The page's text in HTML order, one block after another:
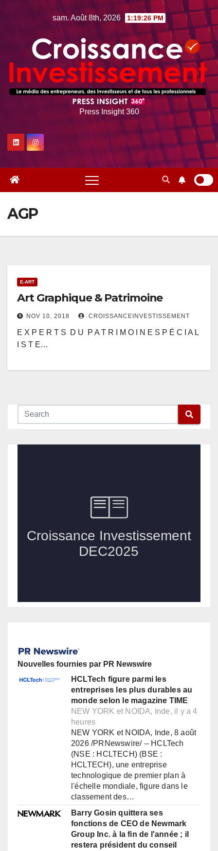
sam. Août 8th, 2026 1:19:26 PM
Press Insight 360
AGP
E-ART
Art Graphique & Patrimoine
NOV 10, 2018 CROISSANCEINVESTISSEMENT
E X P E R T S D U P A T R I M O I N E S P É C I A L
I S T E…
Nouvelles fournies par PR Newswire
HCLTech figure parmi les
entreprises les plus durables au
monde selon le magazine TIME
NEW YORK et NOIDA, Inde, il y a 4
heures
NEW YORK et NOIDA, Inde, 8 août
2026 /PRNewswire/ -- HCLTech
(NSE : HCLTECH) (BSE :
HCLTECH), une entreprise
technologique de premier plan à
l'échelle mondiale, figure dans le
classement des…
Barry Gosin quittera ses
fonctions de CEO de Newmark
Group Inc. à la fin de l'année ; il
restera président du conseil